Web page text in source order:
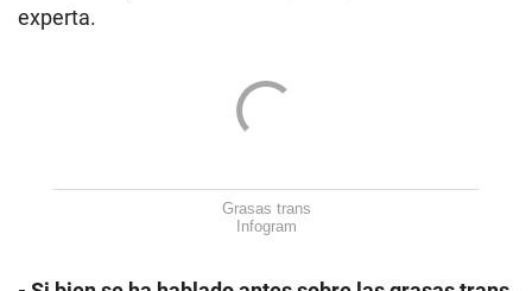
experta.
Grasas trans
Infogram